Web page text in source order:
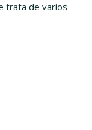
trata de varios